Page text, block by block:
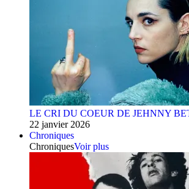
LE CRI DU COEUR DE JEHNNY
22 janvier 2026
Chroniques
ChroniquesVoir plus